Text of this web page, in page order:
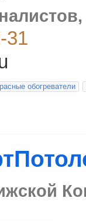
31
обогреватели